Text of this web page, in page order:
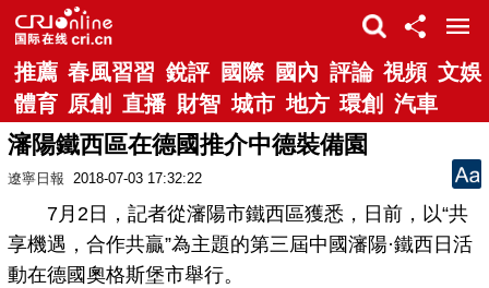
推薦 春風習習 銳評 國際 國內 評論 視頻 文娛
體育 原創 直播 財智 城市 地方 環創 汽車
瀋陽鐵西區在德國推介中德裝備園
遼寧日報 2018-07-03 17:32:22
7月2日，記者從瀋陽市鐵西區獲悉，日前，以“共
享機遇，合作共贏”為主題的第三屆中國瀋陽·鐵西日活
動在德國奧格斯堡市舉行。